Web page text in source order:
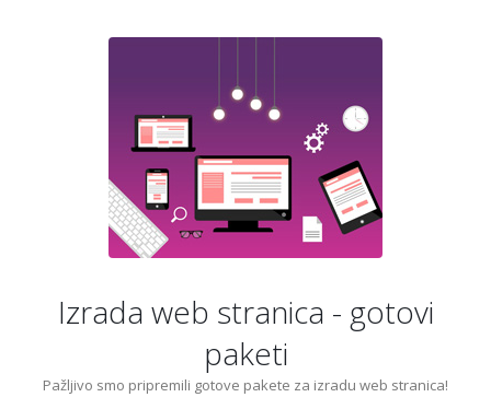
Izrada web stranica - gotovi
paketi
Pažljivo smo pripremili gotove pakete za izradu web stranica!